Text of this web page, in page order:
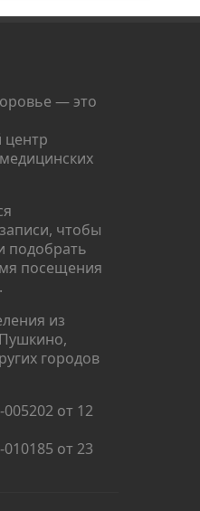
— это
центр
чтобы
подобрать
посещения
из
городов
от 12
от 23